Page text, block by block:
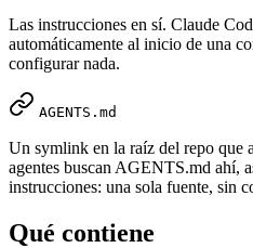
Las instrucciones en sí. Claude
automáticamente al inicio de una
configurar nada.
AGENTS.md
Un symlink en la raíz del repo que
agentes buscan AGENTS.md ahí,
instrucciones: una sola fuente, sin
Qué contiene